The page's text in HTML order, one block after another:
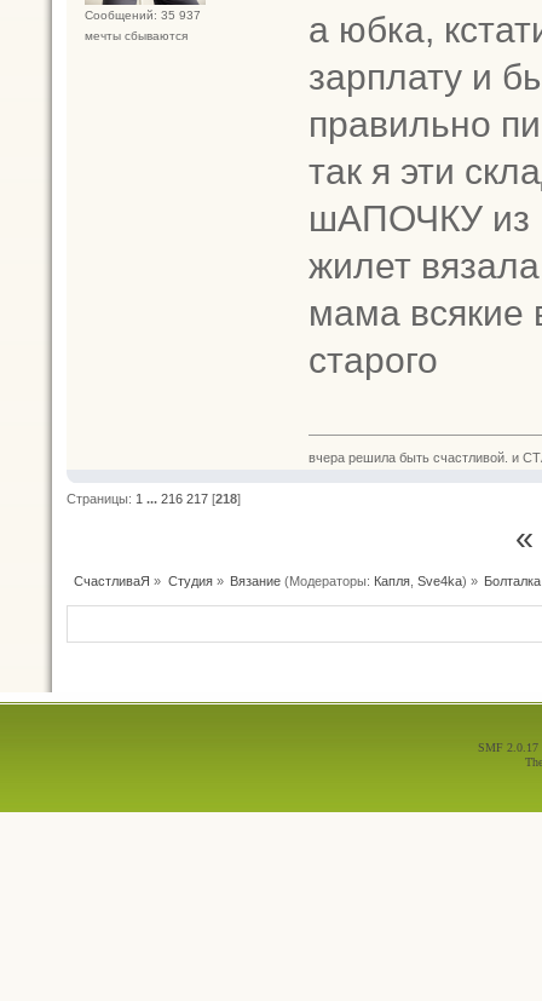
Сообщений: 35 937
мечты сбываются
а юбка,
зарплату и
правильно
так я эти
шАПОЧКУ
жилет вязала
мама всякие
старого
вчера решила быть счастливой. и
Страницы: 1 ... 216 217 [218]
СчастливаЯ » Студия» Вязание(Модераторы: Капля, Sve4ka) »
SMF 2.0.17